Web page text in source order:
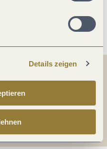
Details zeigen
Teilen